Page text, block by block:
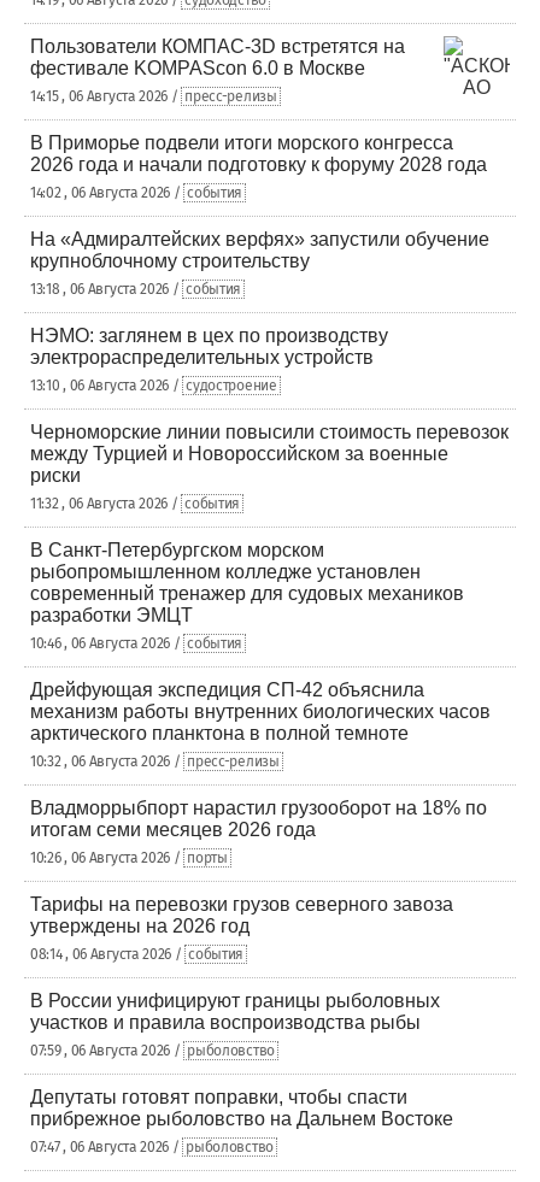
Пользователи КОМПАС-3D встретятся на
фестивале KOMPAScon 6.0 в Москве
14:15 , 06 Августа 2026 / пресс-релизы
В Приморье подвели итоги морского конгресса
2026 года и начали подготовку к форуму 2028 года
14:02 , 06 Августа 2026 / события
На «Адмиралтейских верфях» запустили обучение
крупноблочному строительству
13:18 , 06 Августа 2026 / события
НЭМО: заглянем в цех по производству
электрораспределительных устройств
13:10 , 06 Августа 2026 / судостроение
Черноморские линии повысили стоимость перевозок
между Турцией и Новороссийском за военные
риски
11:32 , 06 Августа 2026 / события
В Санкт-Петербургском морском
рыбопромышленном колледже установлен
современный тренажер для судовых механиков
разработки ЭМЦТ
10:46 , 06 Августа 2026 / события
Дрейфующая экспедиция СП-42 объяснила
механизм работы внутренних биологических часов
арктического планктона в полной темноте
10:32 , 06 Августа 2026 / пресс-релизы
Владморрыбпорт нарастил грузооборот на 18% по
итогам семи месяцев 2026 года
10:26 , 06 Августа 2026 / порты
Тарифы на перевозки грузов северного завоза
утверждены на 2026 год
08:14 , 06 Августа 2026 / события
В России унифицируют границы рыболовных
участков и правила воспроизводства рыбы
07:59 , 06 Августа 2026 / рыболовство
Депутаты готовят поправки, чтобы спасти
прибрежное рыболовство на Дальнем Востоке
07:47 , 06 Августа 2026 / рыболовство